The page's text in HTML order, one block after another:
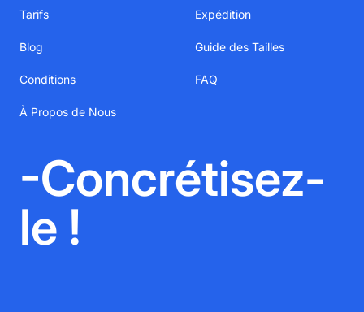
Tarifs
Blog
Conditions
À Propos de Nous
Expédition
Guide des Tailles
FAQ
-Concrétisez-
le !